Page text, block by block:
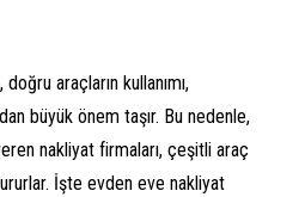
araçların kullanımı,
büyük önem taşır. Bu nedenle,
nakliyat firmaları, çeşitli araç
İşte evden eve nakliyat